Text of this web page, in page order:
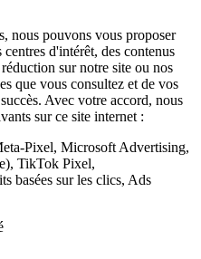
nous pouvons vous proposer
d'intérêt, des contenus
sur notre site ou nos
que vous consultez et de vos
Avec votre accord, nous
sur ce site internet :
Pixel, Microsoft Advertising,
TikTok Pixel,
basées sur les clics, Ads